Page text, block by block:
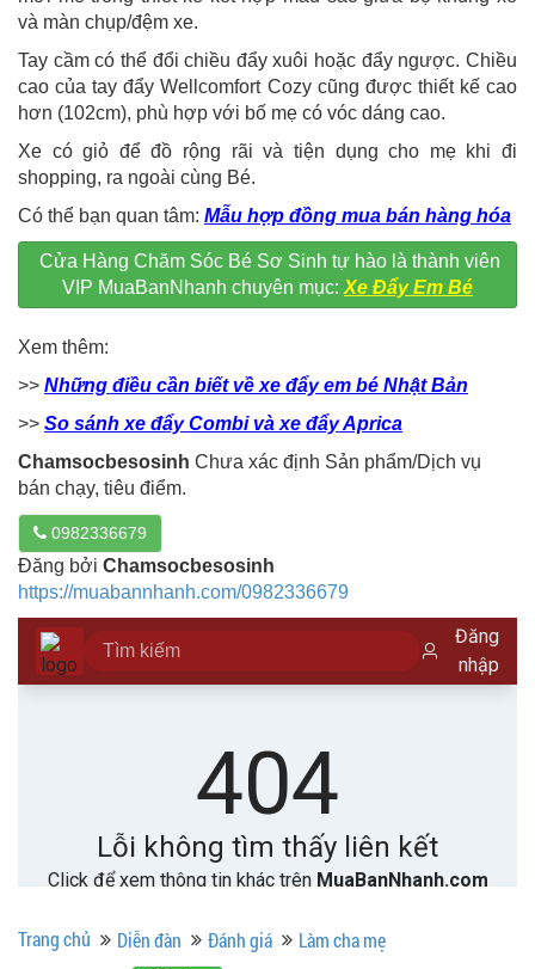
và màn chụp/đệm xe.
Tay cầm có thể đổi chiều đẩy xuôi hoặc đẩy ngược. Chiều
cao của tay đẩy Wellcomfort Cozy cũng được thiết kế cao
hơn (102cm), phù hợp với bố mẹ có vóc dáng cao.
Xe có giỏ để đồ rộng rãi và tiện dụng cho mẹ khi đi
shopping, ra ngoài cùng Bé.
Có thể bạn quan tâm: Mẫu hợp đồng mua bán hàng hóa
Cửa Hàng Chăm Sóc Bé Sơ Sinh tự hào là thành viên
VIP MuaBanNhanh chuyên mục: Xe Đẩy Em Bé
Xem thêm:
>> Những điều cần biết về xe đẩy em bé Nhật Bản
>> So sánh xe đẩy Combi và xe đẩy Aprica
Chamsocbesosinh Chưa xác định Sản phẩm/Dịch vụ
bán chạy, tiêu điểm.
0982336679
Đăng bởi Chamsocbesosinh
https://muabannhanh.com/0982336679
Trang chủ Diễn đàn Đánh giá Làm cha mẹ